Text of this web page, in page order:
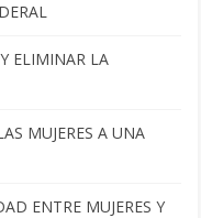
ELIMINAR LA
MUJERES A UNA
ENTRE MUJERES Y